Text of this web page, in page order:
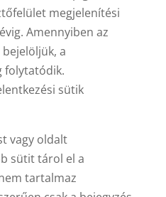
megjelenítési
Amennyiben az
a
folytatódik.
sütik
vagy oldalt
sütit tárol el a
tartalmaz